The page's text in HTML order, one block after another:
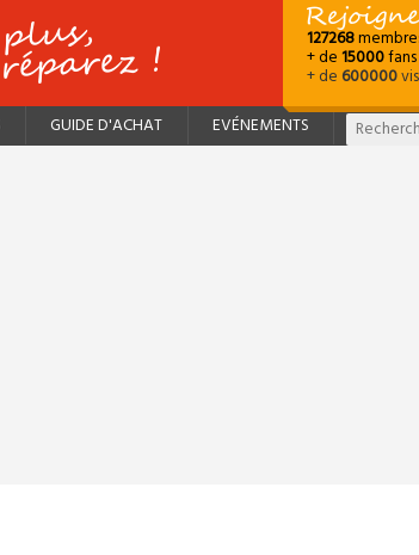
127268
+ de15000fans
+ de600000
GUIDE D'ACHAT EVÉNEMENTS